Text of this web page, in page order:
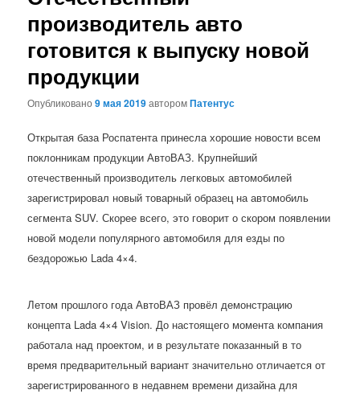
производитель авто
готовится к выпуску новой
продукции
Опубликовано9 мая 2019авторомПатентус
Открытая база Роспатента принесла хорошие новости всем
поклонникам продукции АвтоВАЗ. Крупнейший
отечественный производитель легковых автомобилей
зарегистрировал новый товарный образец на автомобиль
сегмента SUV. Скорее всего, это говорит о скором появлении
новой модели популярного автомобиля для езды по
бездорожью Lada 4×4.
Летом прошлого года АвтоВАЗ провёл демонстрацию
концепта Lada 4×4 Vision. До настоящего момента компания
работала над проектом, и в результате показанный в то
время предварительный вариант значительно отличается от
зарегистрированного в недавнем времени дизайна для